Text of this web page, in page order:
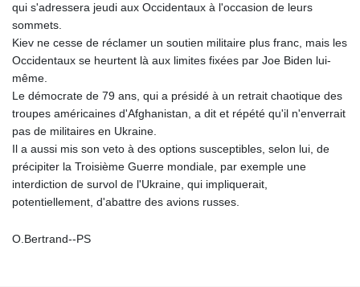
qui s'adressera jeudi aux Occidentaux à l'occasion de leurs
sommets.
Kiev ne cesse de réclamer un soutien militaire plus franc, mais les
Occidentaux se heurtent là aux limites fixées par Joe Biden lui-
même.
Le démocrate de 79 ans, qui a présidé à un retrait chaotique des
troupes américaines d'Afghanistan, a dit et répété qu'il n'enverrait
pas de militaires en Ukraine.
Il a aussi mis son veto à des options susceptibles, selon lui, de
précipiter la Troisième Guerre mondiale, par exemple une
interdiction de survol de l'Ukraine, qui impliquerait,
potentiellement, d'abattre des avions russes.
O.Bertrand--PS